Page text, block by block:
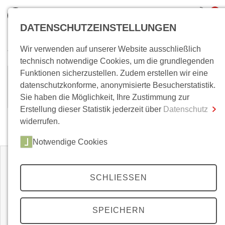
inkl. MwSt.
0,00 €
Zum Warenkorb Zur Kasse
Wo bin ich?
Stefan Breuer
Zeitschriften
DATENSCHUTZEINSTELLUNGEN
Wir verwenden auf unserer Website ausschließlich
technisch notwendige Cookies, um die grundlegenden
Funktionen sicherzustellen. Zudem erstellen wir eine
datenschutzkonforme, anonymisierte Besucherstatistik.
Sie haben die Möglichkeit, Ihre Zustimmung zur
Erstellung dieser Statistik jederzeit über Datenschutz
widerrufen.
Notwendige Cookies
SCHLIESSEN
SPEICHERN